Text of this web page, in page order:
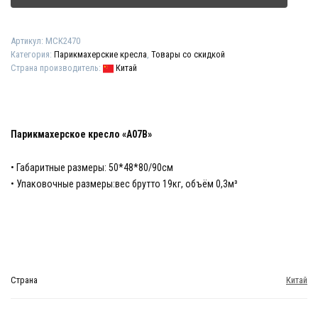
Артикул: МСК2470
Категория: Парикмахерские кресла Товары со скидкой
Страна производитель:
Китай
Парикмахерское кресло «A07В»
• Габаритные размеры: 50*48*80/90см
• Упаковочные размеры:вес брутто 19кг, объём 0,3м³
Страна Китай